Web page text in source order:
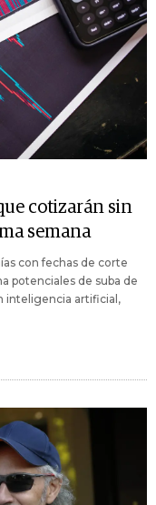
cotizarán sin
semana
con fechas de corte
potenciales de suba de
inteligencia artificial,